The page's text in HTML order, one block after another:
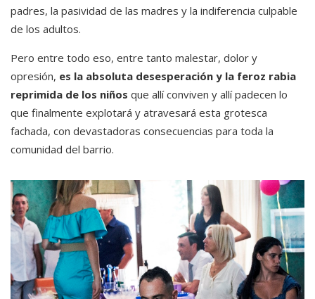
padres, la pasividad de las madres y la indiferencia culpable
de los adultos.
Pero entre todo eso, entre tanto malestar, dolor y
opresión, es la absoluta desesperación y la feroz rabia
reprimida de los niños que allí conviven y allí padecen lo
que finalmente explotará y atravesará esta grotesca
fachada, con devastadoras consecuencias para toda la
comunidad del barrio.